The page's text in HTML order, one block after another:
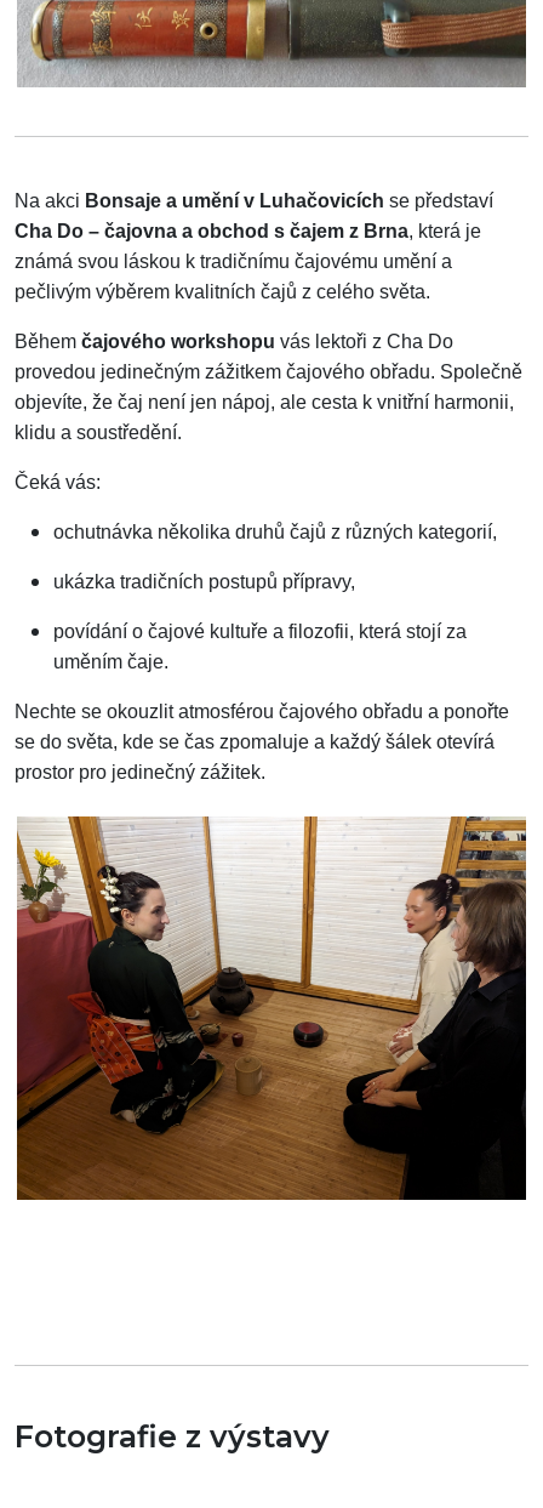
Na akci Bonsaje a umění v Luhačovicích se představí
Cha Do – čajovna a obchod s čajem z Brna, která je
známá svou láskou k tradičnímu čajovému umění a
pečlivým výběrem kvalitních čajů z celého světa.
Během čajového workshopu vás lektoři z Cha Do
provedou jedinečným zážitkem čajového obřadu. Společně
objevíte, že čaj není jen nápoj, ale cesta k vnitřní harmonii,
klidu a soustředění.
Čeká vás:
ochutnávka několika druhů čajů z různých kategorií,
ukázka tradičních postupů přípravy,
povídání o čajové kultuře a filozofii, která stojí za
uměním čaje.
Nechte se okouzlit atmosférou čajového obřadu a ponořte
se do světa, kde se čas zpomaluje a každý šálek otevírá
prostor pro jedinečný zážitek.
Fotografie z výstavy